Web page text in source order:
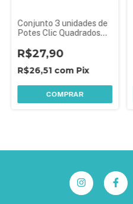
Conjunto 3 unidades de
Potes Clic Quadrados
R$27,90
R$26,51 com Pix
COMPRAR